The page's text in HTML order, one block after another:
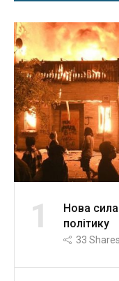
1
Нова
політику
33 Shares